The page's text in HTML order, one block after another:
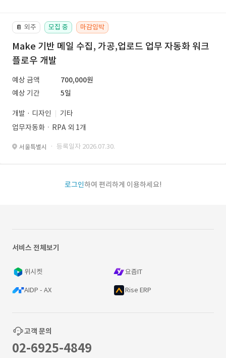
📔 외주 모집 중 마감임박
Make 기반 메일 수집, 가공,업로드 업무 자동화 워크
플로우 개발
예상 금액
700,000원
예상 기간
5일
개발 · 디자인
기타
업무자동화ㆍRPA 외 1개
서울특별시 · 등록일자 2026.07.30.
로그인하여 편리하게 이용하세요!
서비스 전체보기
위시켓 요즘IT
AIDP - AX Rise ERP
고객 문의
02-6925-4849